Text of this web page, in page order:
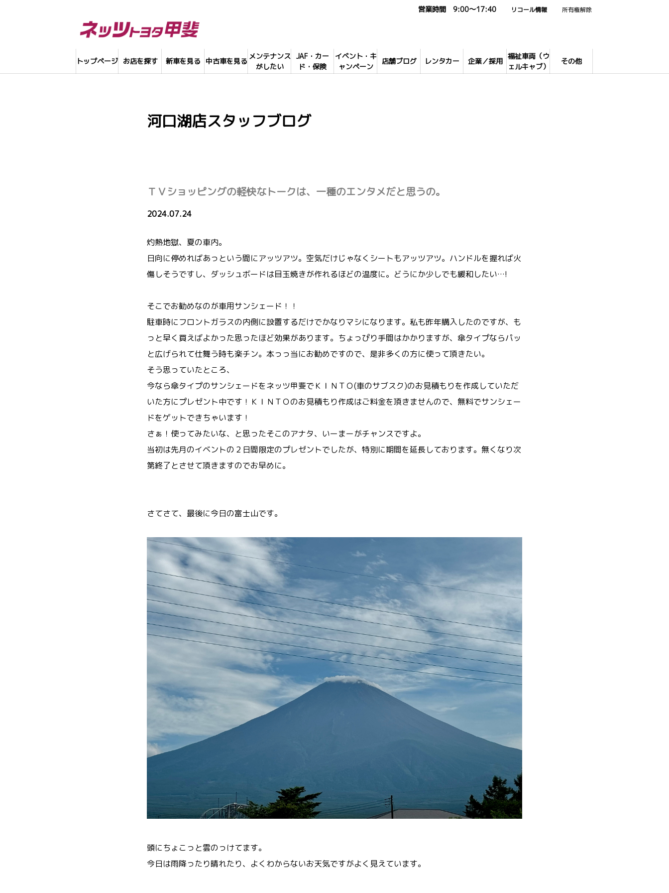
トップページ お店を探す 新車を見る 中古車を見る
メンテナンス
がしたい
JAF・カー
ド・保険
イベント・キ
ャンペーン
店舗ブログ レンタカー 企業／採用
福祉車両（ウ
ェルキャブ）
その他
営業時間 9:00～17:40 リコール情報 所有権解除
河口湖店スタッフブログ
ＴＶショッピングの軽快なトークは、一種のエンタメだと思うの。
2024.07.24
灼熱地獄、夏の車内。
日向に停めればあっという間にアッツアツ。空気だけじゃなくシートもアッツアツ。ハンドルを握れば火
傷しそうですし、ダッシュボードは目玉焼きが作れるほどの温度に。どうにか少しでも緩和したい…!
そこでお勧めなのが車用サンシェード！！
駐車時にフロントガラスの内側に設置するだけでかなりマシになります。私も昨年購入したのですが、も
っと早く買えばよかった思ったほど効果があります。ちょっぴり手間はかかりますが、傘タイプならパッ
と広げられて仕舞う時も楽チン。本っっ当にお勧めですので、是非多くの方に使って頂きたい。
そう思っていたところ、
今なら傘タイプのサンシェードをネッツ甲斐でＫＩＮＴＯ(車のサブスク)のお見積もりを作成していただ
いた方にプレゼント中です！ＫＩＮＴＯのお見積もり作成はご料金を頂きませんので、無料でサンシェー
ドをゲットできちゃいます！
さぁ！使ってみたいな、と思ったそこのアナタ、いーまーがチャンスですよ。
当初は先月のイベントの２日間限定のプレゼントでしたが、特別に期間を延長しております。無くなり次
第終了とさせて頂きますのでお早めに。
さてさて、最後に今日の富士山です。
頭にちょこっと雲のっけてます。
今日は雨降ったり晴れたり、よくわからないお天気ですがよく見えています。